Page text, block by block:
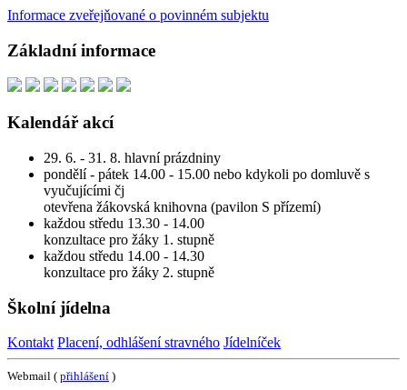
Informace zveřejňované o povinném subjektu
Základní informace
Kalendář akcí
29. 6. - 31. 8. hlavní prázdniny
pondělí - pátek 14.00 - 15.00 nebo kdykoli po domluvě s
vyučujícími čj
otevřena žákovská knihovna (pavilon S přízemí)
každou středu 13.30 - 14.00
konzultace pro žáky 1. stupně
každou středu 14.00 - 14.30
konzultace pro žáky 2. stupně
Školní jídelna
Kontakt Placení, odhlášení stravného Jídelníček
Webmail ( přihlášení )